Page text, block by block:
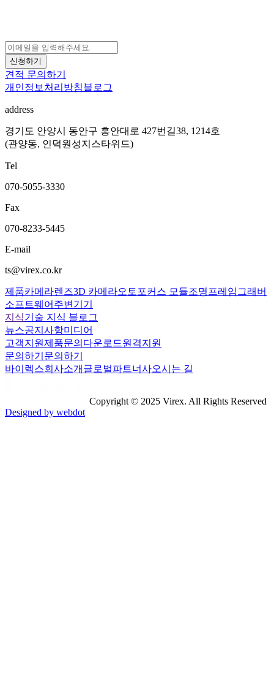
신청하기
견적 문의하기
개인정보처리방침블로그
address
경기도 안양시 동안구 흥안대로 427번길38, 1214호
(관양동, 인덕원성지스타위드)
Tel
070-5055-3330
Fax
070-8233-5445
E-mail
ts@virex.co.kr
제품카메라렌즈3D 카메라오토포커스 모듈조명 프레임그래버
소프트웨어 주변기기
지식기술 지식 블로그
뉴스공지사항미디어
고객지원제품문의 다운로드원격지원
문의하기 문의하기
바이렉스회사소개 글로벌파트너사오시는 길
Copyright © 2025 Virex. All Rights Reserved
Designed by webdot